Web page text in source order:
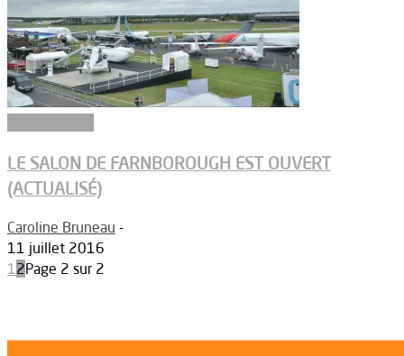
LE SALON DE FARNBOROUGH EST OUVERT
(ACTUALISÉ)
Caroline Bruneau -
11 juillet 2016
12Page 2 sur 2